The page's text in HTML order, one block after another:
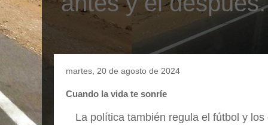
martes, 20 de agosto de 2024
Cuando la vida te sonríe
La política también regula el fútbol y